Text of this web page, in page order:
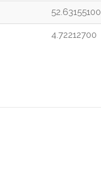
52.63155100
4.72212700